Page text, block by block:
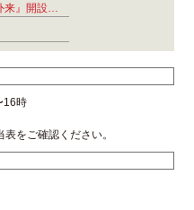
来』開設…
16時
をご確認ください。